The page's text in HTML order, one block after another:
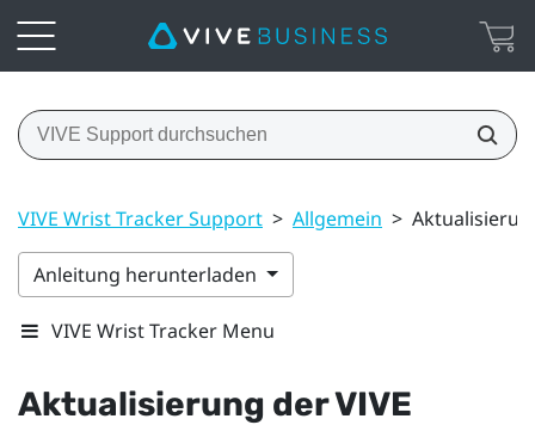
VIVE Wrist Tracker Support > Allgemein >
Anleitung herunterladen
VIVE Wrist Tracker Menu
Aktualisierung derVIVE